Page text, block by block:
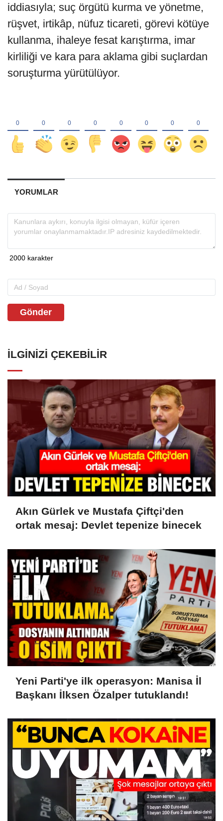
iddiasıyla; suç örgütü kurma ve yönetme,
rüşvet, irtikâp, nüfuz ticareti, görevi kötüye
kullanma, ihaleye fesat karıştırma, imar
kirliliği ve kara para aklama gibi suçlardan
soruşturma yürütülüyor.
YORUMLAR
Gönder
İLGINIZI ÇEKEBILIR
Akın Gürlek ve Mustafa Çiftçi'den
ortak mesaj: Devlet tepenize binecek
Yeni Parti'ye ilk operasyon: Manisa İl
Başkanı İlksen Özalper tutuklandı!